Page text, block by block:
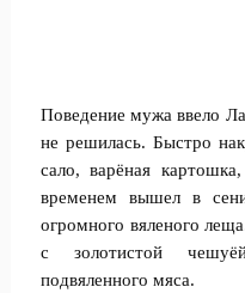
Поведение мужа ввело
не решилась. Быстро
сало, варёная
временем вышел в
огромного вяленого
с золотистой
подвяленного мяса.